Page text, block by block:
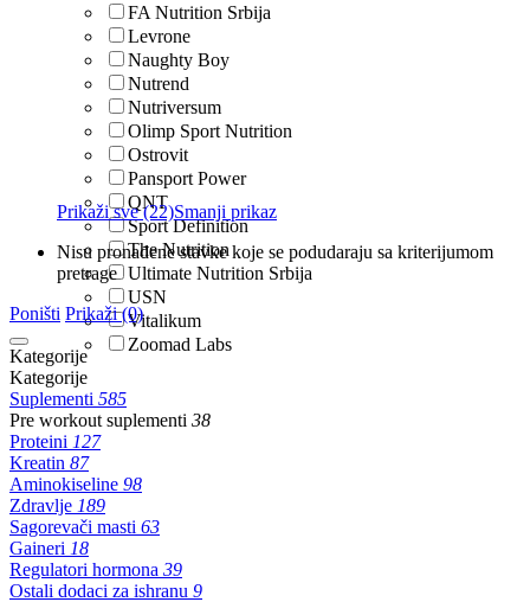
FA Nutrition Srbija
Levrone
Naughty Boy
Nutrend
Nutriversum
Olimp Sport Nutrition
Ostrovit
Pansport Power
QNT
Sport Definition
The Nutrition
Ultimate Nutrition Srbija
USN
Vitalikum
Zoomad Labs
Prikaži sve (22)Smanji prikaz
Nisu pronađene stavke koje se podudaraju sa kriterijumom
pretrage
Poništi Prikaži (0)
Kategorije
Kategorije
Suplementi 585
Pre workout suplementi 38
Proteini 127
Kreatin 87
Aminokiseline 98
Zdravlje 189
Sagorevači masti 63
Gaineri 18
Regulatori hormona 39
Ostali dodaci za ishranu 9